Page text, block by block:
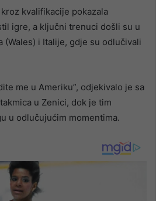
kvalifikacije pokazala
igre, a ključni trenuci došli su u
(Wales) i Italije, gdje su odlučivali
me u Ameriku”, odjekivalo je sa
u Zenici, dok je tim
u odlučujućim momentima.